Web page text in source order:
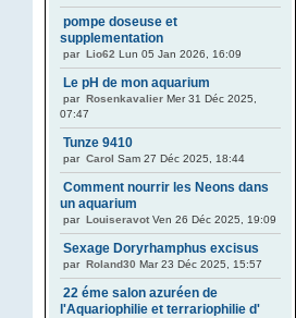
pompe doseuse et
supplementation
par Lio62 Lun 05 Jan 2026, 16:09
Le pH de mon aquarium
par Rosenkavalier Mer 31 Déc 2025,
07:47
Tunze 9410
par Carol Sam 27 Déc 2025, 18:44
Comment nourrir les Neons dans
un aquarium
par Louiseravot Ven 26 Déc 2025, 19:09
Sexage Doryrhamphus excisus
par Roland30 Mar 23 Déc 2025, 15:57
22 éme salon azuréen de
l'Aquariophilie et terrariophilie d'